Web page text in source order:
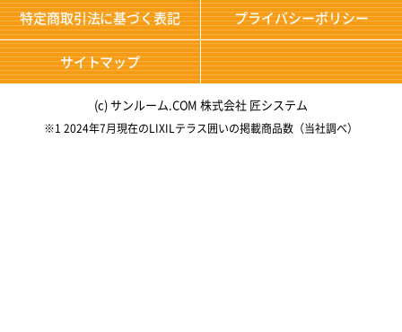
特定商取引法に基づく表記 プライバシーポリシー
サイトマップ
(c) サンルーム.COM 株式会社 匠システム
※1 2024年7月現在のLIXILテラス囲いの掲載商品数（当社調べ）